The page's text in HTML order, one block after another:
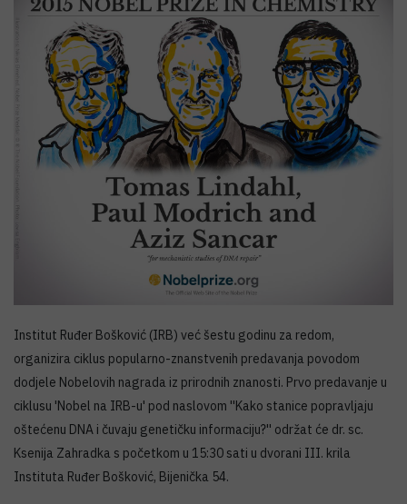
Institut Ruđer Bošković (IRB) već šestu godinu za redom,
organizira ciklus popularno-znanstvenih predavanja povodom
dodjele Nobelovih nagrada iz prirodnih znanosti. Prvo predavanje u
ciklusu 'Nobel na IRB-u' pod naslovom ''Kako stanice popravljaju
oštećenu DNA i čuvaju genetičku informaciju?'' održat će dr. sc.
Ksenija Zahradka s početkom u 15:30 sati u dvorani III. krila
Instituta Ruđer Bošković, Bijenička 54.